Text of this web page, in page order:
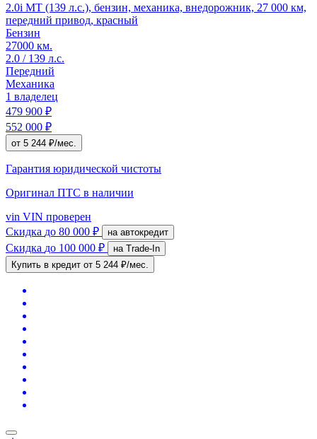
2.0i MT (139 л.с.), бензин, механика, внедорожник, 27 000 км,
передний привод, красный
Бензин
27000 км.
2.0 / 139 л.с.
Передний
Механика
1 владелец
479 900 ₽
552 000 ₽
от 5 244 ₽/мес.
Гарантия юридической чистоты
Оригинал ПТС в наличии
vin VIN проверен
Скидка до 80 000 ₽ на автокредит
Скидка до 100 000 ₽
на Trade-In
Купить в кредит от 5 244 ₽/мес.